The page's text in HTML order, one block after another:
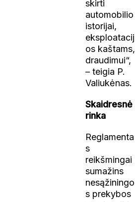
skirti
automobilio
istorijai,
eksploatacij
os kaštams,
draudimui“,
– teigia P.
Valiukėnas.
Skaidresnė
rinka
Reglamenta
s
reikšmingai
sumažins
nesąžiningo
s prekybos